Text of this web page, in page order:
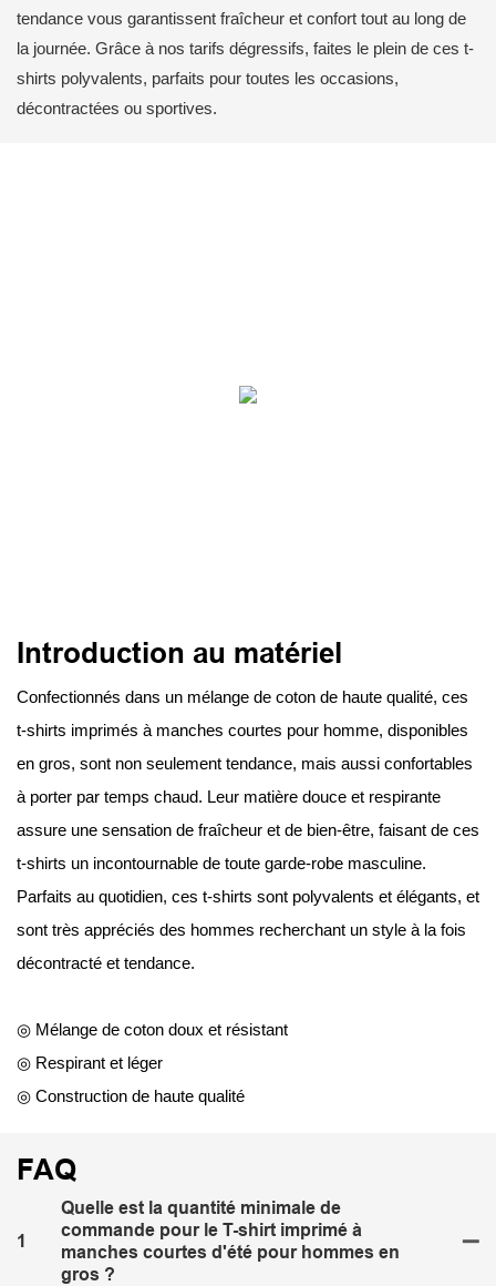
tendance vous garantissent fraîcheur et confort tout au long de
la journée. Grâce à nos tarifs dégressifs, faites le plein de ces t-
shirts polyvalents, parfaits pour toutes les occasions,
décontractées ou sportives.
Introduction au matériel
Confectionnés dans un mélange de coton de haute qualité, ces
t-shirts imprimés à manches courtes pour homme, disponibles
en gros, sont non seulement tendance, mais aussi confortables
à porter par temps chaud. Leur matière douce et respirante
assure une sensation de fraîcheur et de bien-être, faisant de ces
t-shirts un incontournable de toute garde-robe masculine.
Parfaits au quotidien, ces t-shirts sont polyvalents et élégants, et
sont très appréciés des hommes recherchant un style à la fois
décontracté et tendance.
◎ Mélange de coton doux et résistant
◎ Respirant et léger
◎ Construction de haute qualité
FAQ
1
Quelle est la quantité minimale de
commande pour le T-shirt imprimé à
manches courtes d'été pour hommes en
gros ?